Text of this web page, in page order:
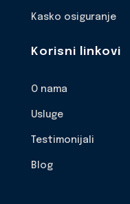
Kasko osiguranje
Korisni linkovi
O nama
Usluge
Testimonijali
Blog